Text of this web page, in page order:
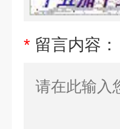
* 留言内容：